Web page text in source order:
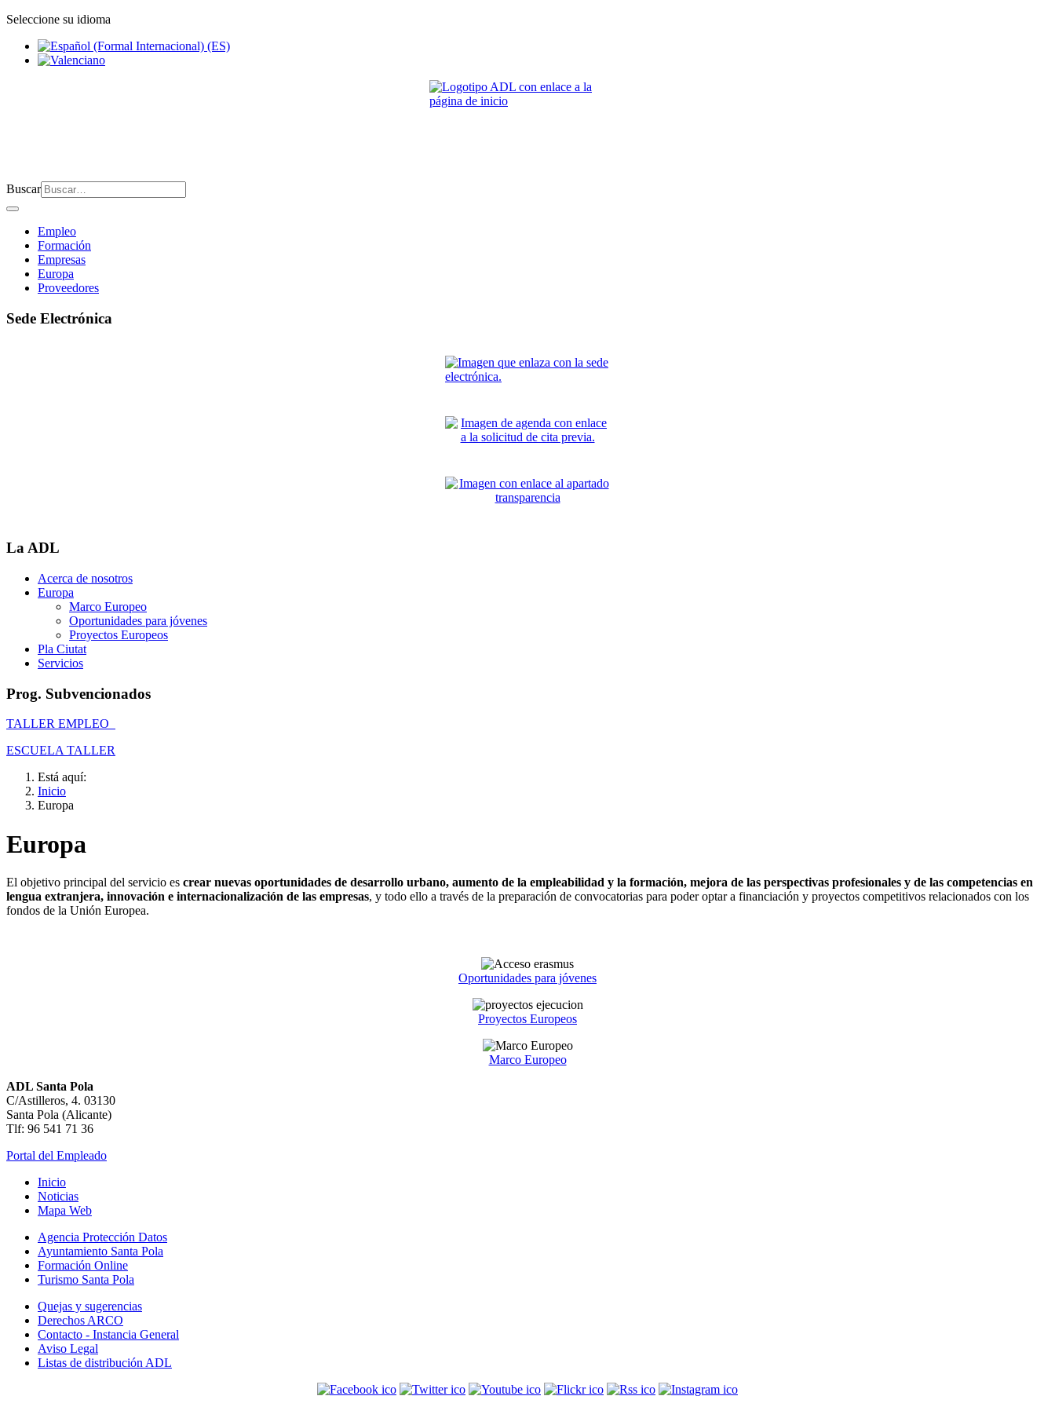
Seleccione su idioma
Buscar
Empleo
Formación
Empresas
Europa
Proveedores
Sede Electrónica
La ADL
Acerca de nosotros
Europa
Marco Europeo
Oportunidades para jóvenes
Proyectos Europeos
Pla Ciutat
Servicios
Prog. Subvencionados
TALLER EMPLEO
ESCUELA TALLER
Está aquí:
Inicio
Europa
Europa
El objetivo principal del servicio es crear nuevas oportunidades de desarrollo urbano, aumento de la empleabilidad y la formación, mejora de las perspectivas profesionales y de las competencias en
lengua extranjera, innovación e internacionalización de las empresas, y todo ello a través de la preparación de convocatorias para poder optar a financiación y proyectos competitivos relacionados con los
fondos de la Unión Europea.
Oportunidades para jóvenes
Proyectos Europeos
Marco Europeo
ADL Santa Pola
C/Astilleros, 4. 03130
Santa Pola (Alicante)
Tlf: 96 541 71 36
Portal del Empleado
Inicio
Noticias
Mapa Web
Agencia Protección Datos
Ayuntamiento Santa Pola
Formación Online
Turismo Santa Pola
Quejas y sugerencias
Derechos ARCO
Contacto - Instancia General
Aviso Legal
Listas de distribución ADL